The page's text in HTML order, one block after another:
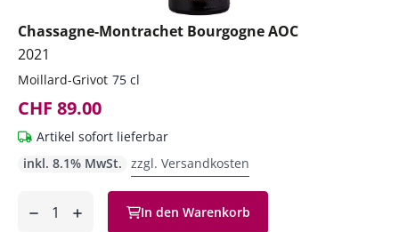
Chassagne-Montrachet Bourgogne AOC
2021
Moillard-Grivot 75 cl
CHF 89.00
Artikel sofort lieferbar
inkl. 8.1% MwSt. zzgl. Versandkosten
In den Warenkorb